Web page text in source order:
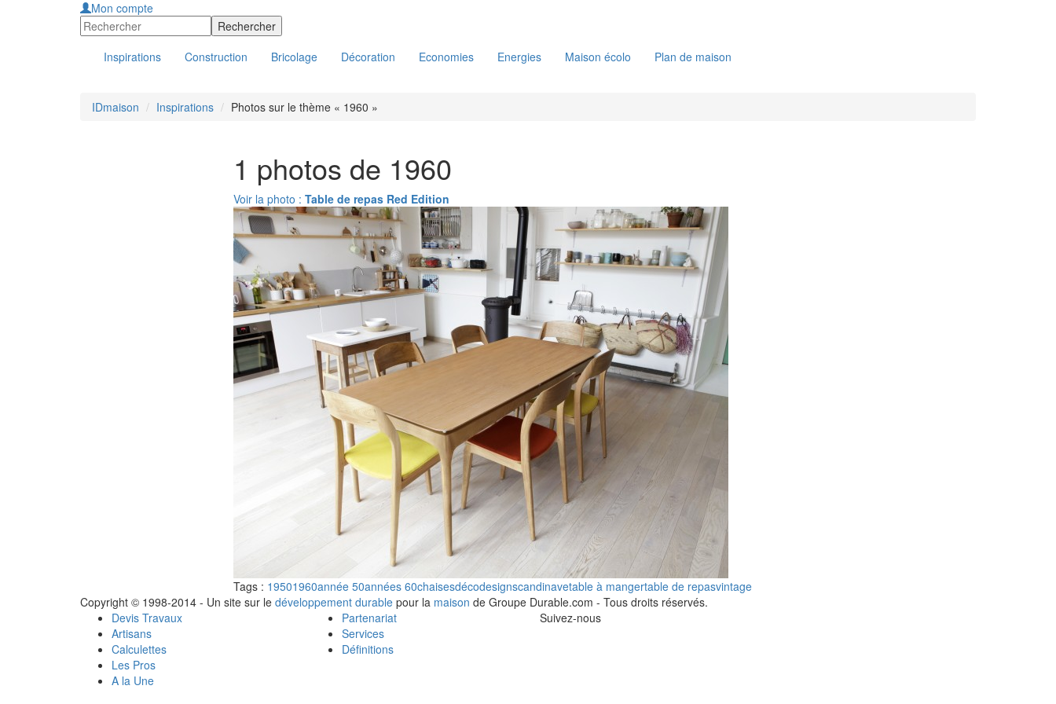
Mon compte
Inspirations Construction Bricolage Décoration Economies Energies Maison écolo Plan de maison
IDmaison Inspirations Photos sur le thème « 1960 »
1 photos de 1960
Voir la photo : Table de repas Red Edition
Tags : 19501960année 50années 60chaisesdécodesignscandinavetable à mangertable de repasvintage
Copyright © 1998-2014 - Un site sur le développement durable pour la maison de Groupe Durable.com - Tous droits réservés.
Devis Travaux
Artisans
Calculettes
Les Pros
A la Une
Partenariat
Services
Définitions
Suivez-nous